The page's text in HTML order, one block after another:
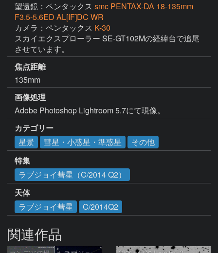
望遠鏡：ペンタックス smc PENTAX-DA 18-135mm
F3.5-5.6ED AL[IF]DC WR
カメラ：ペンタックス K-30
スカイエクスプローラー SE-GT102Mの経緯台で追尾
させています。
焦点距離
135mm
画像処理
Adobe Photoshop Lightroom 5.7にて現像。
カテゴリー
星景
彗星・小惑星・準惑星
その他
特集
ラブジョイ彗星（C/2014 Q2）
天体
ラブジョイ彗星
C/2014Q2
関連作品